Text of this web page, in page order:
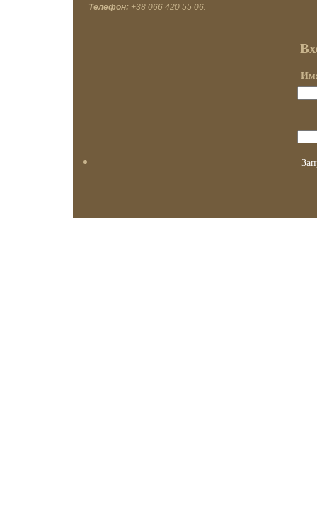
Телефон: +38 066 420 55 06.